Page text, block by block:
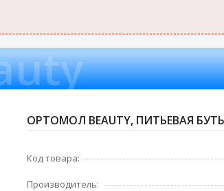
ОРТОМОЛ BEAUTY, ПИТЬЕВАЯ
Код товара:
Производитель: